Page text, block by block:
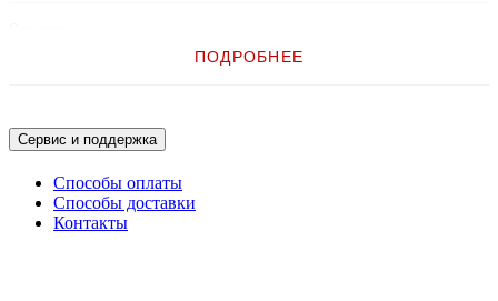
Модуль Module,Ethernet (IEEE 802.3) до PC23D
ПОДРОБНЕЕ
Сервис и поддержка
Способы оплаты
Способы доставки
Контакты